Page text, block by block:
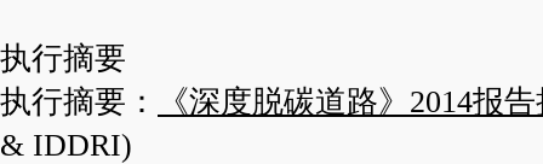
执行摘要
执行摘要：
《深度脱碳道路》2014报
& IDDRI)